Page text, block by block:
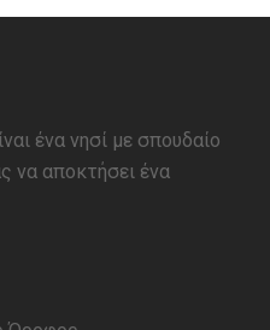
ένα νησί με σπουδαίο
να αποκτήσει ένα